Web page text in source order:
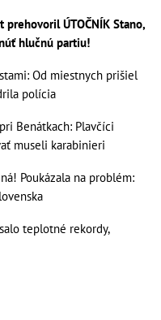
ÚTOČNÍK Stano,
hlučnú partiu!
Od miestnych prišiel
polícia
Benátkach: Plavčíci
museli karabinieri
Poukázala na problém:
teplotné rekordy,